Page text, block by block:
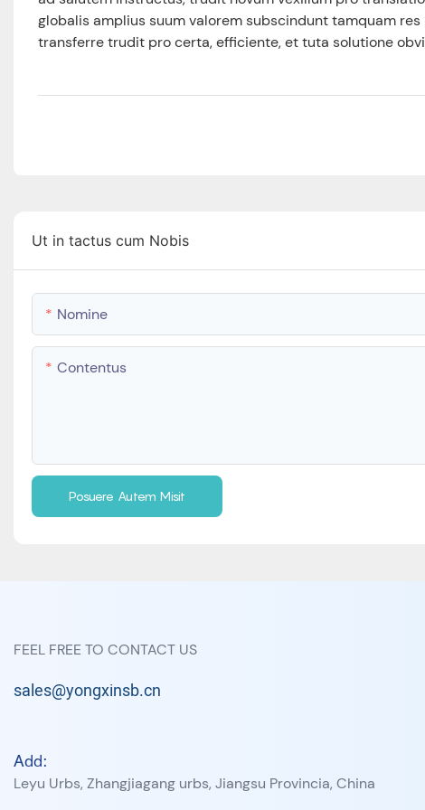
globalis amplius suum valorem subscindunt tamquam
transferre trudit pro certa, efficiente, et tuta solutione
Ut in tactus cum Nobis
Nomine
Contentus
Posuere Autem Misit
FEEL FREE TO CONTACT US
sales@yongxinsb.cn
Add:
Leyu Urbs, Zhangjiagang urbs, Jiangsu Provincia, China